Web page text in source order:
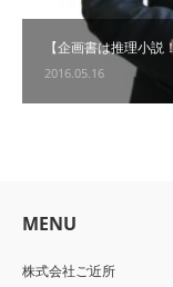
【企画書は推理小説
2016.05.16
MENU
株式会社ご近所